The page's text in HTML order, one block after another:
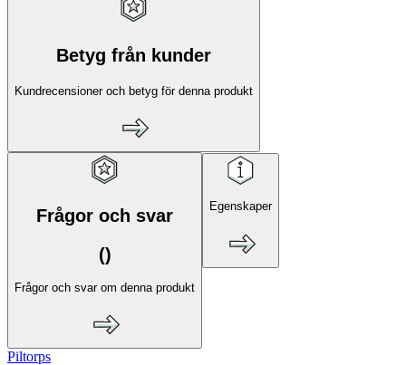
Betyg från kunder
Kundrecensioner och betyg för denna produkt
Frågor och svar
()
Frågor och svar om denna produkt
Egenskaper
Piltorps